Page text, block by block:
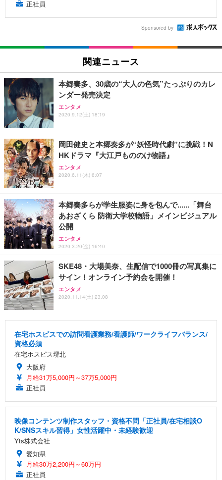
正社員
Sponsored by
関連ニュース
本郷奏多、30歳の“大人の色気”たっぷりのカレ
ンダー発売決定
エンタメ
2020.9.12(土) 18:19
岡田健史と本郷奏多が“妖怪時代劇”に挑戦！N
HKドラマ『大江戸もののけ物語』
エンタメ
2020.6.11(木) 6:07
本郷奏多らが学生服姿に身を包んで......「舞台
あおざくら 防衛大学校物語」メインビジュアル
公開
エンタメ
2020.3.20(金) 16:40
SKE48・大場美奈、生配信で1000冊の写真集に
サイン！オンライン予約会を開催！
エンタメ
2020.11.14(土) 23:08
在宅ホスピスでの訪問看護業務/看護師/ワークライフバランス/
資格必須
在宅ホスピス堺北
大阪府
月給31万5,000円～37万5,000円
正社員
映像コンテンツ制作スタッフ・資格不問「正社員/在宅相談O
K/SNSスキル習得」女性活躍中・未経験歓迎
Yts株式会社
愛知県
月給30万2,200円～60万円
正社員